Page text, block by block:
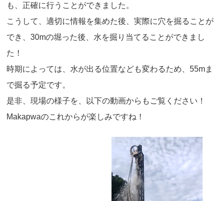
も、正確に行うことができました。
こうして、適切に情報を集めた後、実際に穴を掘ることが
でき、30mの堀った後、水を掘り当てることができまし
た！
時期によっては、水が出る位置なども変わるため、55mま
で掘る予定です。
是非、現場の様子を、以下の動画からもご覧ください！
Makapwaのこれからが楽しみですね！